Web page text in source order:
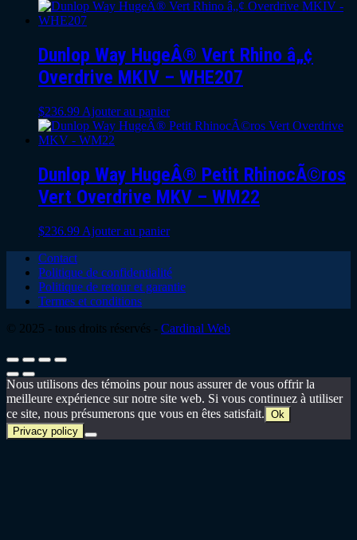
Dunlop Way HugeÂ® Vert Rhino â„¢
Overdrive MKIV – WHE207
$236.99 Ajouter au panier
Dunlop Way HugeÂ® Petit RhinocÃ©ros
Vert Overdrive MKV – WM22
$236.99 Ajouter au panier
Contact
Politique de confidentialité
Politique de retour et garantie
Termes et conditions
© 2025 - tous droits réservés - Cardinal Web
Nous utilisons des témoins pour nous assurer de vous offrir la
meilleure expérience sur notre site web. Si vous continuez à utiliser
ce site, nous présumerons que vous en êtes satisfait. Ok
Privacy policy